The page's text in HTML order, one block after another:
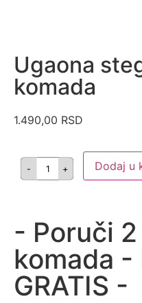
Ugaona
komada
1.490,00 RSD
Dodaj u
- Poruči
komada -
GRATIS -